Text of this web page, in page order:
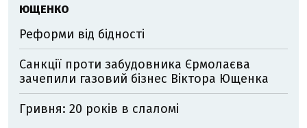
ЮЩЕНКО
Реформи від бідності
Санкції проти забудовника Єрмолаєва
зачепили газовий бізнес Віктора Ющенка
Гривня: 20 років в слаломі